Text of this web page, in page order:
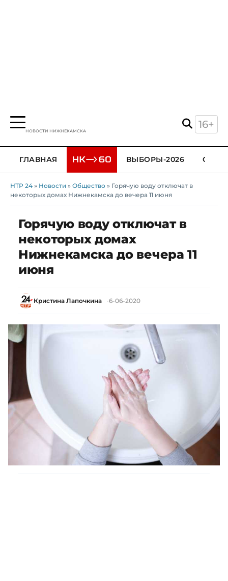
НОВОСТИ НИЖНЕКАМСКА
16+
ГЛАВНАЯ ВЫБОРЫ-2026
НТР 24 » Новости » Общество » Горячую воду отключат в
некоторых домах Нижнекамска до вечера 11 июня
Горячую воду отключат в
некоторых домах
Нижнекамска до вечера 11
июня
Кристина Лапочкина 6-06-2020